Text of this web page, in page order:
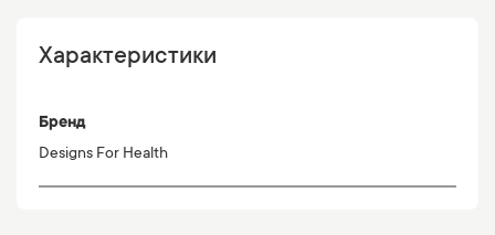
Характеристики
Бренд
Designs For Health